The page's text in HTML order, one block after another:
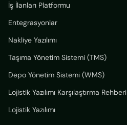
İş İlanları Platformu
Entegrasyonlar
Nakliye Yazılımı
Taşıma Yönetim Sistemi (TMS)
Depo Yönetim Sistemi (WMS)
Lojistik Yazılımı Karşılaştırma Rehberi
Lojistik Yazılımı